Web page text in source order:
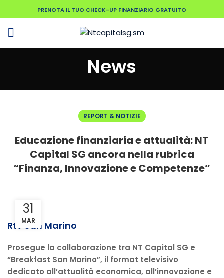
News
REPORT & NOTIZIE
Educazione finanziaria e attualità: NT
Capital SG ancora nella rubrica
“Finanza, Innovazione e Competenze”
31
MAR
Rtv San Marino
Prosegue la collaborazione tra NT Capital SG e
“Breakfast San Marino”, il format televisivo
dedicato all’attualità economica, all’innovazione e
PRENOTA IL TUO CHECK-UP FINANZIARIO GRATUITO